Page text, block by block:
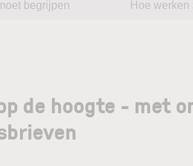
begrijpen Hoe
de hoogte - met